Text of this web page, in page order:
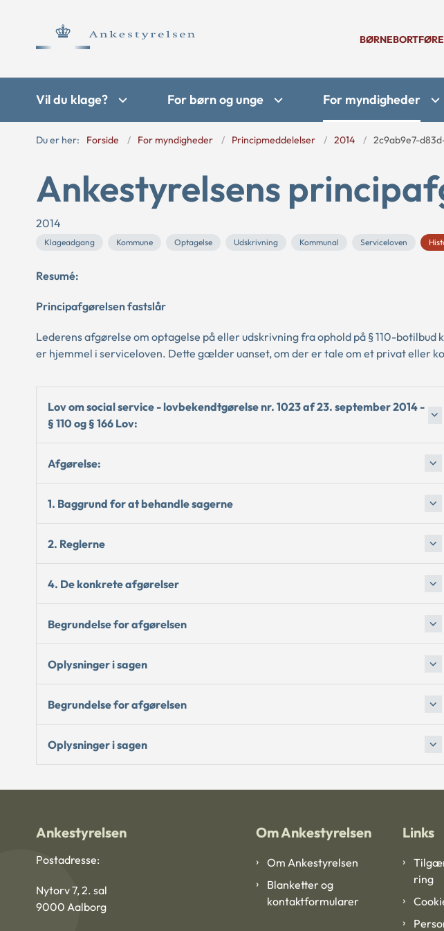
Vil du klage? For børn og unge For myndigheder
Du er her: Forside For myndigheder Principmeddelelser 2014 2c9ab9e7-
Ankestyrelsens
2014
Klageadgang Kommune Optagelse Udskrivning Kommunal Serviceloven
Resumé:
Principafgørelsen fastslår
Lederens afgørelse om optagelse på eller udskrivning fra ophold på § 110-botilbud
er hjemmel i serviceloven. Dette gælder uanset, om der er tale om et privat eller
Lov om social service - lovbekendtgørelse nr. 1023 af 23. september 2014 -
§ 110 og § 166 Lov:
Afgørelse:
1. Baggrund for at behandle sagerne
2. Reglerne
4. De konkrete afgørelser
Begrundelse for afgørelsen
Oplysninger i sagen
Begrundelse for afgørelsen
Oplysninger i sagen
Ankestyrelsen
Postadresse:
Nytorv 7, 2. sal
9000 Aalborg
Om Ankestyrelsen
Om Ankestyrelsen
Blanketter og
kontaktformularer
Links
ring